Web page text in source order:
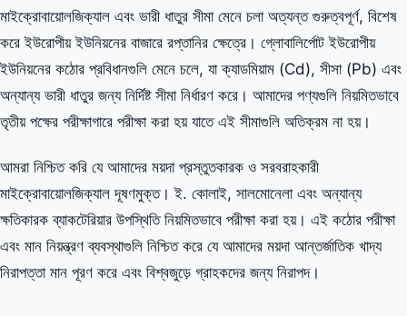
মাইক্রোবায়োলজিক্যাল এবং ভারী ধাতুর সীমা মেনে চলা অত্যন্ত গুরুত্বপূর্ণ, বিশেষ
করে ইউরোপীয় ইউনিয়নের বাজারে রপ্তানির ক্ষেত্রে। গ্লোবালির্পোট ইউরোপীয়
ইউনিয়নের কঠোর প্রবিধানগুলি মেনে চলে, যা ক্যাডমিয়াম (Cd), সীসা (Pb) এবং
অন্যান্য ভারী ধাতুর জন্য নির্দিষ্ট সীমা নির্ধারণ করে। আমাদের পণ্যগুলি নিয়মিতভাবে
তৃতীয় পক্ষের পরীক্ষাগারে পরীক্ষা করা হয় যাতে এই সীমাগুলি অতিক্রম না হয়।
আমরা নিশ্চিত করি যে আমাদের ময়দা প্রস্তুতকারক ও সরবরাহকারী
মাইক্রোবায়োলজিক্যাল দূষণমুক্ত। ই. কোলাই, সালমোনেলা এবং অন্যান্য
ক্ষতিকারক ব্যাকটেরিয়ার উপস্থিতি নিয়মিতভাবে পরীক্ষা করা হয়। এই কঠোর পরীক্ষা
এবং মান নিয়ন্ত্রণ ব্যবস্থাগুলি নিশ্চিত করে যে আমাদের ময়দা আন্তর্জাতিক খাদ্য
নিরাপত্তা মান পূরণ করে এবং বিশ্বজুড়ে গ্রাহকদের জন্য নিরাপদ।